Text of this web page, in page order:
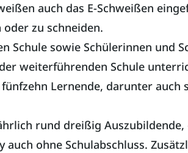
auch das E-Schweißen
zu schneiden.
Schule sowie Schülerinnen und
weiterführenden Schule
Lernende, darunter auch
rund dreißig
ohne Schulabschluss.